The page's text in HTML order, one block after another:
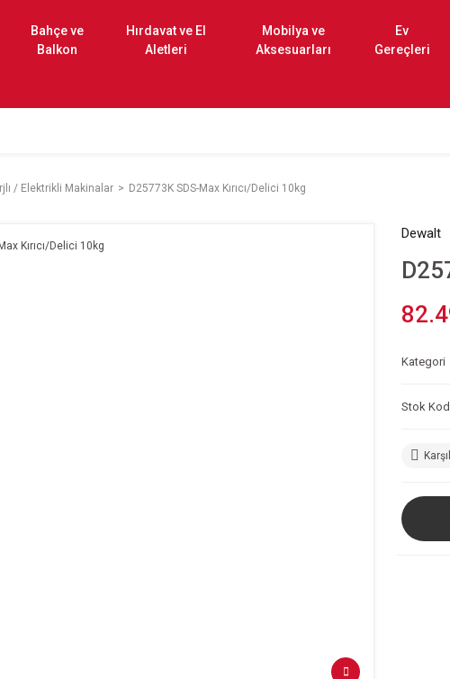
Bahçe ve
Balkon
Hırdavat ve El
Aletleri
Mobilya ve
Aksesuarları
Ev
Gereçleri
/ Elektrikli Makinalar D25773K SDS-Max Kırıcı/Delici 10kg
Dewalt
Kategori
Stok